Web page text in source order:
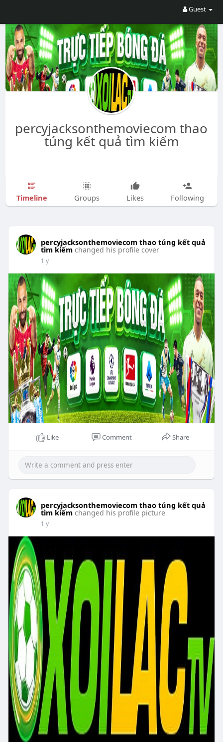
Guest
percyjacksonthemoviecom thao
túng kết quả tìm kiếm
Timeline Groups Likes Following
percyjacksonthemoviecom thao túng kết quả
tìm kiếm changed his profile cover
1 y
Like Comment Share
percyjacksonthemoviecom thao túng kết quả
tìm kiếm changed his profile picture
1 y